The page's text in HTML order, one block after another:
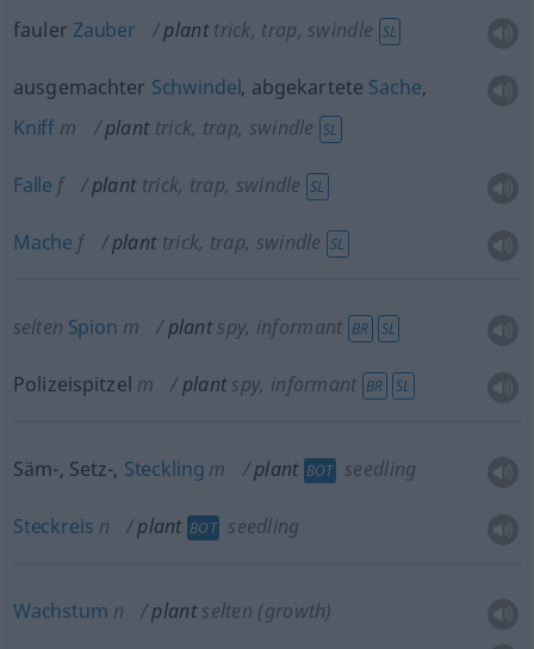
fauler Zauber plant trick, trap, swindle SL
ausgemachter Schwindel, abgekartete Sache,
Kniff m plant trick, trap, swindle SL
Falle f plant trick, trap, swindle SL
Mache f plant trick, trap, swindle SL
selten Spion m plant spy, informant BR SL
Polizeispitzel m plant spy, informant BR SL
Säm-, Setz-, Steckling m plant BOT seedling
Steckreis n plant BOT seedling
Wachstum n plant selten (growth)